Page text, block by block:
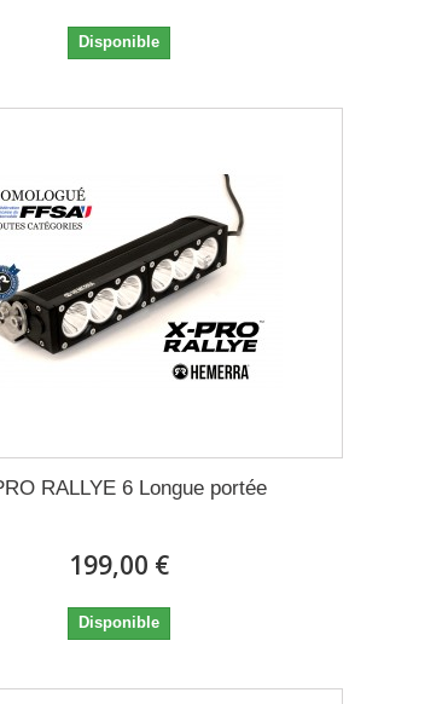
Disponible
RALLYE 6 Longue portée
199,00 €
Disponible